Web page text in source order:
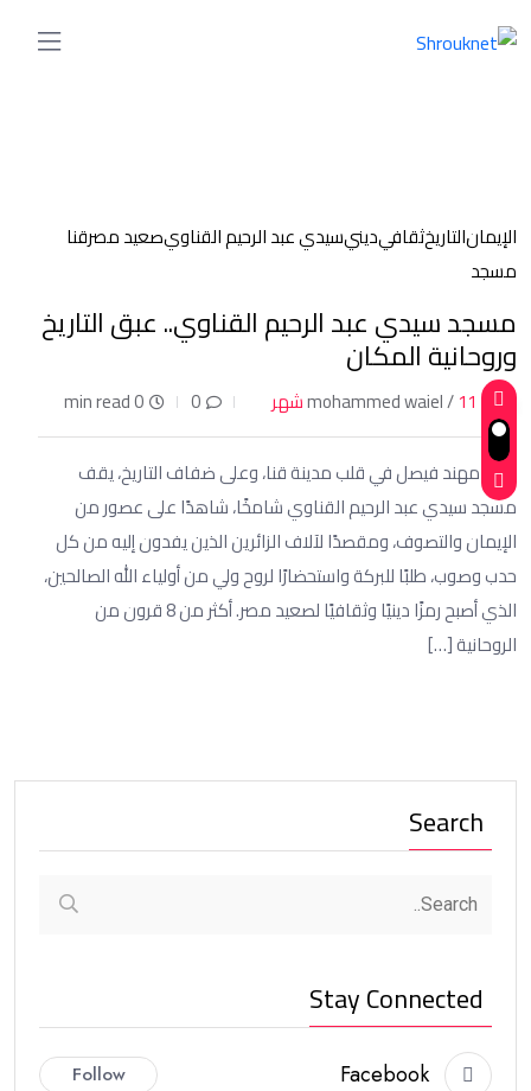
الإيمانالتاريخثقافيدينيسيدي عبد الرحيم القناويصعيد مصرقنا
مسجد
مسجد سيدي عبد الرحيم القناوي.. عبق التاريخ
وروحانية المكان
mohammed waiel /11 شهر 0
0 min read
كتب: مهند فيصل في قلب مدينة قنا، وعلى ضفاف التاريخ، يقف
مسجد سيدي عبد الرحيم القناوي شامخًا، شاهدًا على عصور من
الإيمان والتصوف، ومقصدًا لآلاف الزائرين الذين يفدون إليه من كل
حدب وصوب، طلبًا للبركة واستحضارًا لروح ولي من أولياء الله الصالحين،
الذي أصبح رمزًا دينيًا وثقافيًا لصعيد مصر. أكثر من 8 قرون من
الروحانية […]
Search
Stay Connected
Facebook
Follow